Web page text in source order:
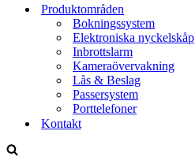
Produktområden
Bokningssystem
Elektroniska nyckelskåp
Inbrottslarm
Kameraövervakning
Lås & Beslag
Passersystem
Porttelefoner
Kontakt